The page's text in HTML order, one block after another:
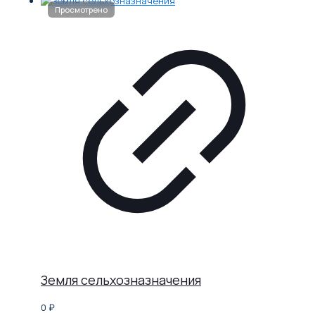
Земля сельхозназначения
0 ₽